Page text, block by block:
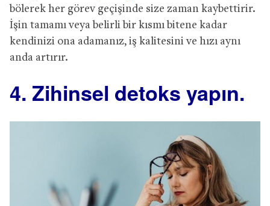
bölerek her görev geçişinde size zaman kaybettirir.
İşin tamamı veya belirli bir kısmı bitene kadar
kendinizi ona adamanız, iş kalitesini ve hızı aynı
anda artırır.
4. Zihinsel detoks yapın.